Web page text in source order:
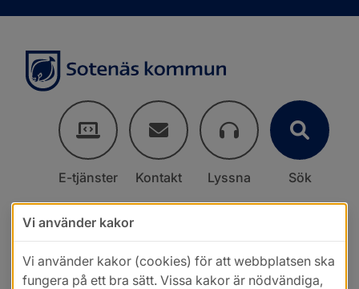
E-tjänster Kontakt Lyssna Sök
Vi använder kakor
Vi använder kakor (cookies) för att webbplatsen ska
fungera på ett bra sätt. Vissa kakor är nödvändiga,